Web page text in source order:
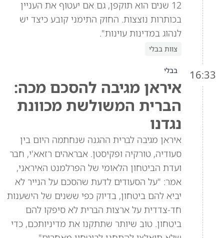
12 שנים הוא תוקפן, גם אם יעטוף את העניין
בכותרות נוצצות. החוק התימני קובע כיצד יש
לנהוג במדינות עוינות".
צוות בבלי
16:33 בבלי
איראן מגיבה להסכם מכה:
הברית המשולשת מכוונת
נגדנו
איראן מגיבה לברית ההגנה שנחתמה היום בין
סעודיה, טורקיה ופקיסטן. אבראהים רזאא'י, חבר
ועדת הביטחון הלאומי של הפרלמנט האיראני,
אמר: "על הסעודים לדעת שהסכם על הנייר לא
יביא להם ביטחון, בדיוק כפי ששנים של הישענות
חד-צדדית על ארצות הברית לא סיפקו להם
ביטחון. טוב שיותר שתתקנו את מדיניותכם, כדי